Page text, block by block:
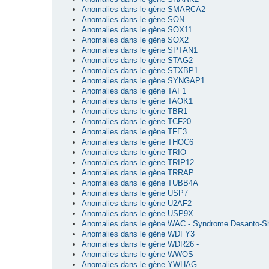
Anomalies dans le gène SMARCA2
Anomalies dans le gène SON
Anomalies dans le gène SOX11
Anomalies dans le gène SOX2
Anomalies dans le gène SPTAN1
Anomalies dans le gène STAG2
Anomalies dans le gène STXBP1
Anomalies dans le gène SYNGAP1
Anomalies dans le gène TAF1
Anomalies dans le gène TAOK1
Anomalies dans le gène TBR1
Anomalies dans le gène TCF20
Anomalies dans le gène TFE3
Anomalies dans le gène THOC6
Anomalies dans le gène TRIO
Anomalies dans le gène TRIP12
Anomalies dans le gène TRRAP
Anomalies dans le gène TUBB4A
Anomalies dans le gène USP7
Anomalies dans le gène U2AF2
Anomalies dans le gène USP9X
Anomalies dans le gène WAC - Syndrome Desanto-
Anomalies dans le gène WDFY3
Anomalies dans le gène WDR26 -
Anomalies dans le gène WWOS
Anomalies dans le gène YWHAG